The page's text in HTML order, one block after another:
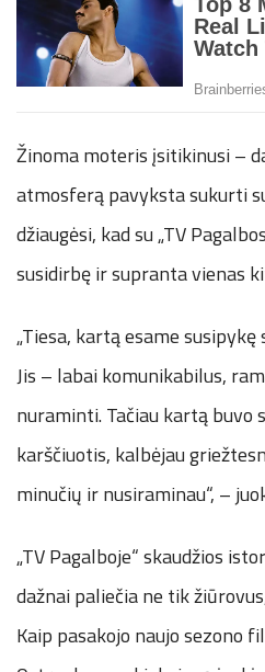
Žinoma moteris įsitikinusi –
atmosferą pavyksta sukurti
džiaugėsi, kad su „TV
susidirbę ir supranta vienas
„Tiesa, kartą esame
Jis – labai komunikabilus,
nuraminti. Tačiau kartą buvo
karščiuotis, kalbėjau
minučių ir nusiraminau“, –
„TV Pagalboje“ skaudžios
dažnai paliečia ne tik
Kaip pasakojo naujo sezono